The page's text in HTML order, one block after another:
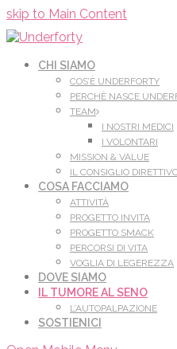
skip to Main Content
CHI SIAMO
COS’È UNDERFORTY
PERCHÈ NASCE
TEAM
I NOSTRI MEDICI
I VOLONTARI
MISSION & VALUE
IL CONSIGLIO
COSA FACCIAMO
ATTIVITÀ
PROGETTO INVITA
PROGETTO SMACK
PERCORSI DI VITA
VOGLIA DI LEGEREZZA
DOVE SIAMO
IL TUMORE AL SENO
L’AUTOPALPAZIONE
SOSTIENICI